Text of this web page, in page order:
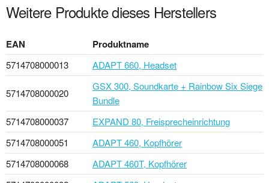
Weitere Produkte dieses Herstellers
EAN Produktname
5714708000013 ADAPT 660, Headset
5714708000020
GSX 300, Soundkarte + Rainbow Six Siege
Bundle
5714708000037
EXPAND 80, Freisprecheinrichtung
5714708000051
ADAPT 460, Kopfhörer
5714708000068
ADAPT 460T, Kopfhörer